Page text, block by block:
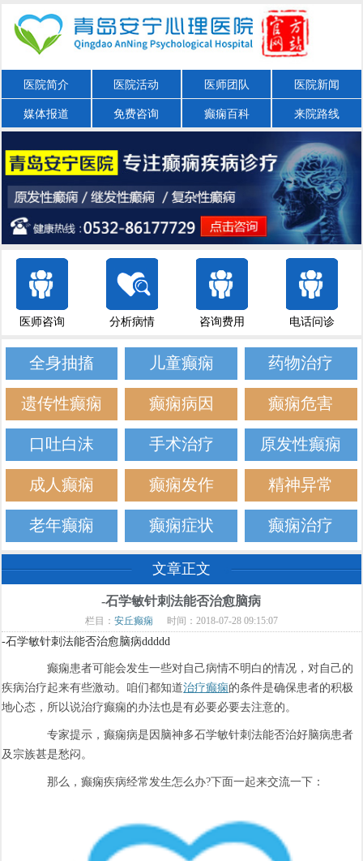
医院简介 医院活动 医师团队 医院新闻
媒体报道 免费咨询 癫痫百科 来院路线
医师咨询 分析病情 咨询费用 电话问诊
全身抽搐 儿童癫痫 药物治疗
遗传性癫痫 癫痫病因 癫痫危害
口吐白沫 手术治疗 原发性癫痫
成人癫痫 癫痫发作 精神异常
老年癫痫 癫痫症状 癫痫治疗
文章正文
-石学敏针刺法能否治愈脑病
栏目： 安丘癫痫 时间：2018-07-28 09:15:07
-石学敏针刺法能否治愈脑病ddddd
癫痫患者可能会发生一些对自己病情不明白的情况，对自己的
疾病治疗起来有些激动。咱们都知道治疗癫痫的条件是确保患者的积极
地心态，所以说治疗癫痫的办法也是有必要必要去注意的。
专家提示，癫痫病是因脑神多石学敏针刺法能否治好脑病患者
及宗族甚是愁闷。
那么，癫痫疾病经常发生怎么办?下面一起来交流一下：